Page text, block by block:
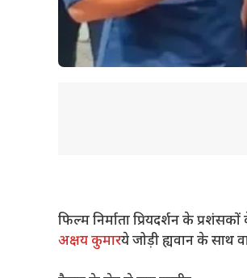
फिल्म निर्माता प्रियदर्शन के
अक्षय कुमारये जोड़ी ह्यवान के साथ